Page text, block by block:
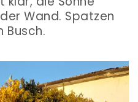
Wand. Spatzen
Busch.